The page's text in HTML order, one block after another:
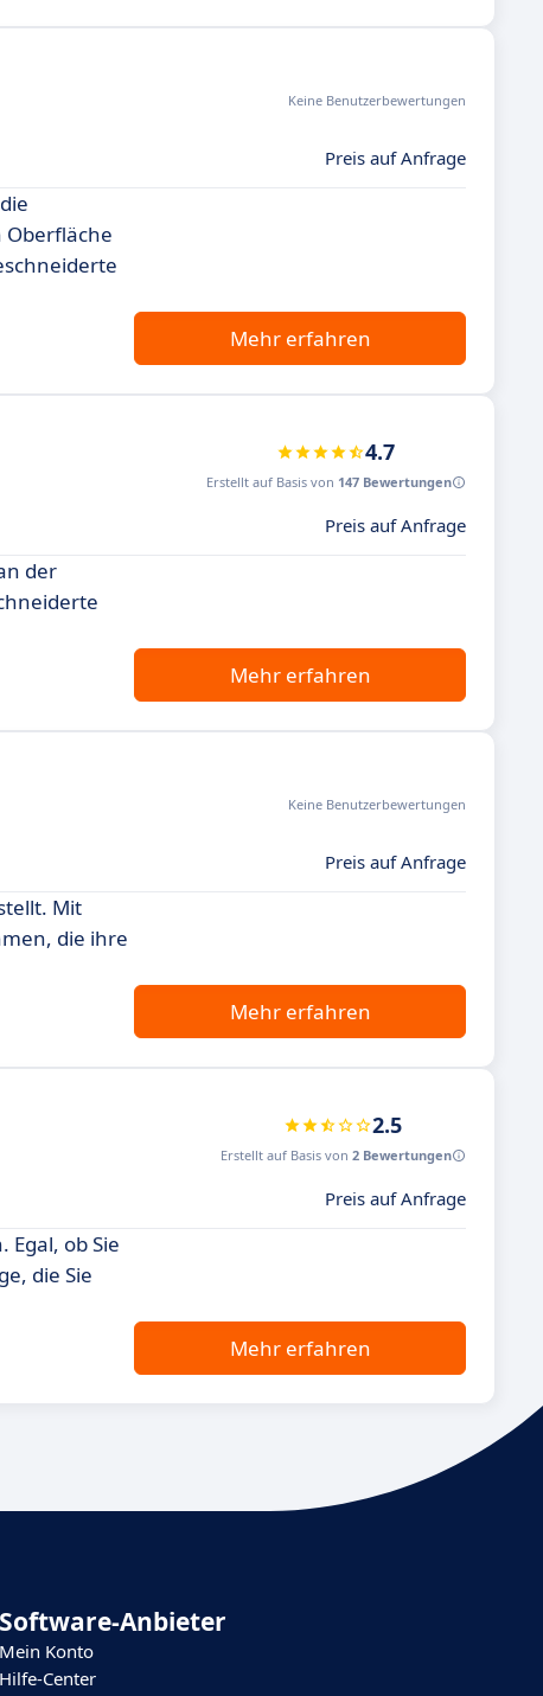
Keine Benutzerbewertungen
Preis auf Anfrage
Mehr erfahren
4.7
Erstellt auf Basis von 147 Bewertungen
Preis auf Anfrage
der
Mehr erfahren
Keine Benutzerbewertungen
Preis auf Anfrage
Mit
die ihre
Mehr erfahren
2.5
Erstellt auf Basis von 2 Bewertungen
Preis auf Anfrage
ob Sie
die Sie
Mehr erfahren
Software-Anbieter
Mein Konto
Hilfe-Center